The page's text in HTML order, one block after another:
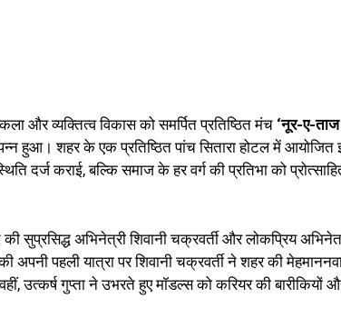
और व्यक्तित्व विकास को समर्पित प्रतिष्ठित मंच ‘नूर-ए-
हुआ। शहर के एक प्रतिष्ठित पांच सितारा होटल में आयोजित
दर्ज कराई, बल्कि समाज के हर वर्ग की प्रतिभा को
सुप्रसिद्ध अभिनेत्री शिवानी चक्रवर्ती और लोकप्रिय
पहली यात्रा पर शिवानी चक्रवर्ती ने शहर की
उत्कर्ष गुप्ता ने उभरते हुए मॉडल्स को करियर की बारीकियों